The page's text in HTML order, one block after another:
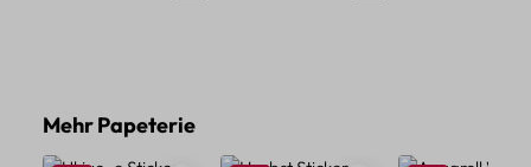
Produktgalerie überspringen
Mehr Papeterie